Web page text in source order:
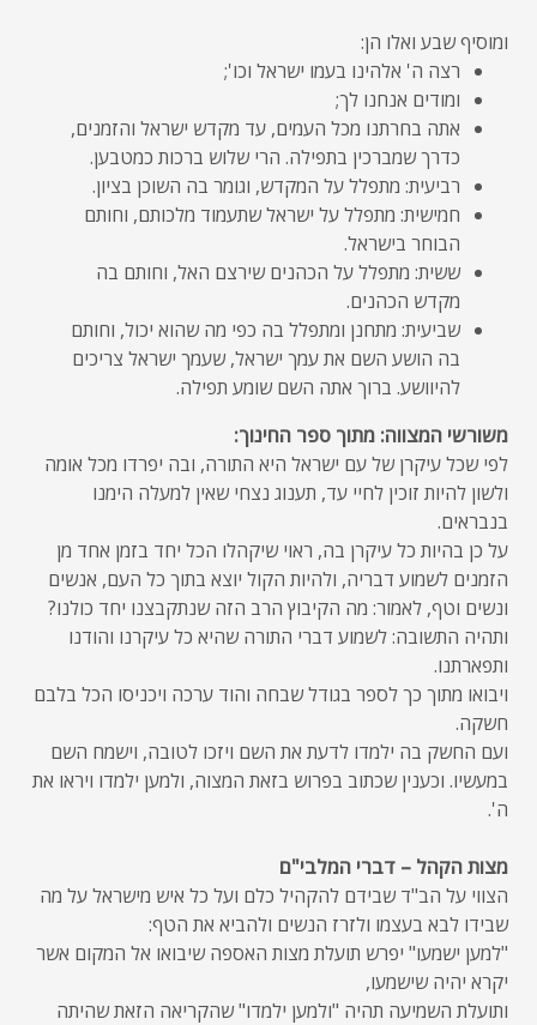
ומוסיף שבע ואלו הן:
רצה ה' אלהינו בעמו ישראל וכו';
ומודים אנחנו לך;
אתה בחרתנו מכל העמים, עד מקדש ישראל והזמנים,
כדרך שמברכין בתפילה. הרי שלוש ברכות כמטבען.
רביעית: מתפלל על המקדש, וגומר בה השוכן בציון.
חמישית: מתפלל על ישראל שתעמוד מלכותם, וחותם
הבוחר בישראל.
ששית: מתפלל על הכהנים שירצם האל, וחותם בה
מקדש הכהנים.
שביעית: מתחנן ומתפלל בה כפי מה שהוא יכול, וחותם
בה הושע השם את עמך ישראל, שעמך ישראל צריכים
להיוושע. ברוך אתה השם שומע תפילה.
משורשי המצווה: מתוך ספר החינוך:
לפי שכל עיקרן של עם ישראל היא התורה, ובה יפרדו מכל אומה
ולשון להיות זוכין לחיי עד, תענוג נצחי שאין למעלה הימנו
בנבראים.
על כן בהיות כל עיקרן בה, ראוי שיקהלו הכל יחד בזמן אחד מן
הזמנים לשמוע דבריה, ולהיות הקול יוצא בתוך כל העם, אנשים
ונשים וטף, לאמור: מה הקיבוץ הרב הזה שנתקבצנו יחד כולנו?
ותהיה התשובה: לשמוע דברי התורה שהיא כל עיקרנו והודנו
ותפארתנו.
ויבואו מתוך כך לספר בגודל שבחה והוד ערכה ויכניסו הכל בלבם
חשקה.
ועם החשק בה ילמדו לדעת את השם ויזכו לטובה, וישמח השם
במעשיו. וכענין שכתוב בפרוש בזאת המצוה, ולמען ילמדו ויראו את
ה'.
מצות הקהל – דברי המלבי"ם
הצווי על הב"ד שבידם להקהיל כלם ועל כל איש מישראל על מה
שבידו לבא בעצמו ולזרז הנשים ולהביא את הטף:
"למען ישמעו" יפרש תועלת מצות האספה שיבואו אל המקום אשר
יקרא יהיה שישמעו,
ותועלת השמיעה תהיה "ולמען ילמדו" שהקריאה הזאת שהיתה